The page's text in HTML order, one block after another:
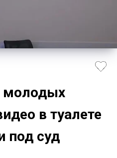
молодых
в туалете
под суд